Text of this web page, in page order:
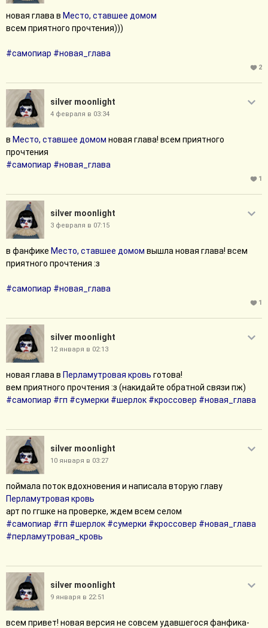
новая глава в Место, ставшее домом
всем приятного прочтения)))
#самопиар #новая_глава
2
silver moonlight
4 февраля в 03:34
в Место, ставшее домом новая глава! всем приятного
прочтения
#самопиар #новая_глава
1
silver moonlight
3 февраля в 07:15
в фанфике Место, ставшее домом вышла новая глава! всем
приятного прочтения :з
#самопиар #новая_глава
1
silver moonlight
12 января в 02:13
новая глава в Перламутровая кровь готова!
вем приятного прочтения :з (накидайте обратной связи пж)
#самопиар #гп #сумерки #шерлок #кроссовер #новая_глава
silver moonlight
10 января в 03:27
поймала поток вдохновения и написала вторую главу
Перламутровая кровь
арт по ггшке на проверке, ждем всем селом
#самопиар #гп #шерлок #сумерки #кроссовер #новая_глава
#перламутровая_кровь
silver moonlight
9 января в 22:51
всем привет! новая версия не совсем удавшегося фанфика-